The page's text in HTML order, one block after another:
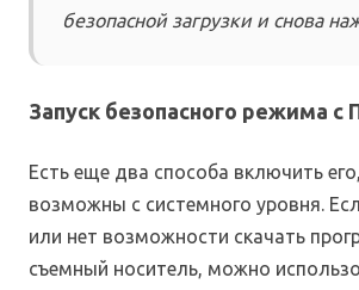
безопасной загрузки и снова
Запуск безопасного режима с
Есть еще два способа включить
возможны с системного уровня.
или нет возможности скачать
съемный носитель, можно